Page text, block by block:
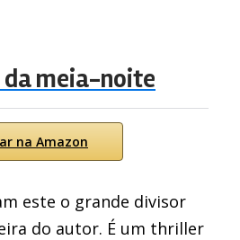
da meia-noite
na Amazon
este o grande divisor
do autor. É um thriller